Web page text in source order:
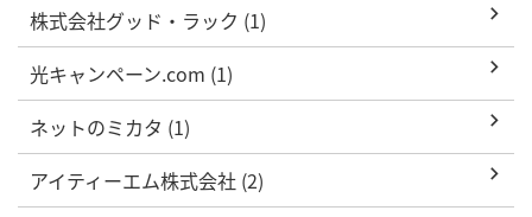
株式会社グッド・ラック (1)
光キャンペーン.com (1)
ネットのミカタ (1)
アイティーエム株式会社 (2)